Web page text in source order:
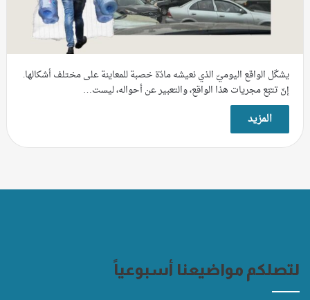
يشكّل الواقع اليوميّ الذي نعيشه مادّة خصبة للمعاينة على مختلف أشكالها.
إنّ تتبّع مجريات هذا الواقع، والتعبير عن أحواله، ليست…
المزيد
لتصلكم مواضيعنا أسبوعياً